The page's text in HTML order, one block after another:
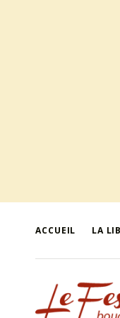
ACCUEIL LA
le
"LE FESTIN DE BABETTE" – BOUQUINERIE GASTRONOMIQUE